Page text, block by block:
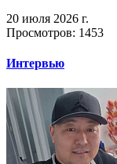
20 июля 2026 г.
Просмотров: 1453
Интервью